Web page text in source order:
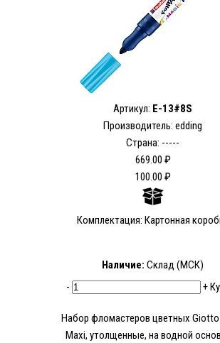
Артикул: E-13#8S
Производитель: edding
Страна: -----
669.00 ₽
100.00 ₽
Комплектация: Картонная
Наличие: Склад (МСК)
-
+
Набор фломастеров цветных Giotto
Maxi, утолщенные, на водной